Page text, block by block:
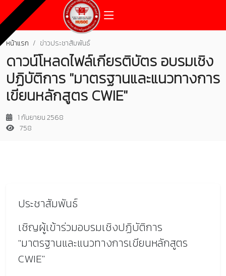
หน้าแรก ข่าวประชาสัมพันธ์
ดาวน์โหลดไฟล์เกียรติบัตร อบรมเชิง
ปฏิบัติการ "มาตรฐานและแนวทางการ
เขียนหลักสูตร CWIE"
1 กันยายน 2568
758
ประชาสัมพันธ์
เชิญผู้เข้าร่วมอบรมเชิงปฏิบัติการ
"มาตรฐานและแนวทางการเขียนหลักสูตร
CWIE"